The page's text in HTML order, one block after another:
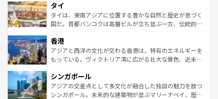
リティに包まれながら、韓国の多彩な魅力を心ゆくまで味
わってみてほしい。 なお、新着の韓国情報はコンテンツ一
覧を参照してほしい。
急速な発展と共に伝統が息づく。ハノイの古い町並みやホ
ーチミン市のフランス統治時代の建物も、独特の雰囲気を
醸し出している。また、バラエティの豊かさとおいしさで
とつ。フォーやバインミー、ベトナムコーヒーなどは、ぜ
ひ現地で味わいたい。どの地域を訪れてもあたたかい人々
が旅行者を迎えてくれるので、きっと忘れられない旅にな
参照してほしい。
タイ
タイは、東南アジアに位置する豊かな自然と歴史が息づく
国だ。首都バンコクは高層ビルが立ち並ぶ一方、伝統的な
の活気が交差している。北部ではチェンマイなどの山岳地
帯で自然と触れ合い、南部ではプーケットやクラビの美し
いビーチでリゾート気分を楽しむことができる。タイ料理
激する。気候は一年中温暖で、どの季節にも異なる楽しみ
が待っている。親しみやすいタイの人々、仏教を中心とし
た文化、そして多様な観光資源が、訪れる旅人を魅了し続
香港
アジアと西洋の文化が交わる香港は、特有のエネルギーを
もっている。ヴィクトリア湾に広がる壮大な景色、近未来
み、どこを訪れても感動するはず。観光スポットが密集し
ており、効率よく見どころを回れるのも魅力。息をのむよ
うな絶景から文化的な体験まで、香港を存分に楽しみ尽く
シンガポール
アジアの交差点として多文化が融合した独自の魅力を放つ
シンガポール。未来的な建築物が並ぶマリーナベイ、歴史